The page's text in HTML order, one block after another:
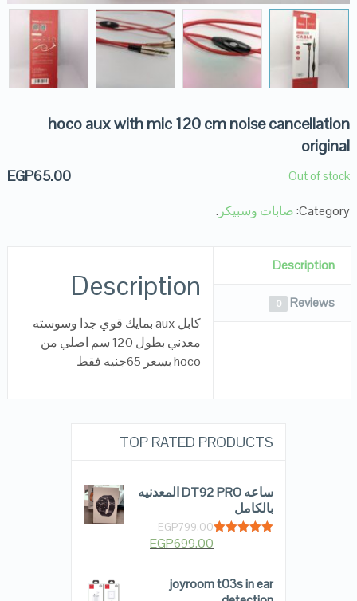
hoco aux with mic 120 cm noise cancellation
original
EGP65.00 Out of stock
Category: صابات وسبيكر .
Description
Reviews
0
Description
كابل aux بمايك قوي جدا وسوسته
معدني بطول 120 سم اصلي من
hoco بسعر 65جنيه فقط
TOP RATED PRODUCTS
ساعه DT92 PRO المعدنيه
بالكامل
EGP799.00
EGP699.00
joyroom t03s in ear